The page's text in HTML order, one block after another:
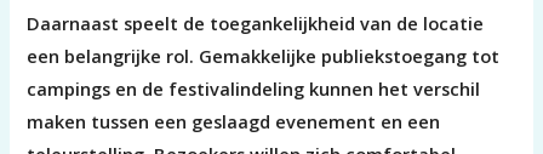
Daarnaast speelt de toegankelijkheid van de locatie
een belangrijke rol. Gemakkelijke publiekstoegang tot
campings en de festivalindeling kunnen het verschil
maken tussen een geslaagd evenement en een